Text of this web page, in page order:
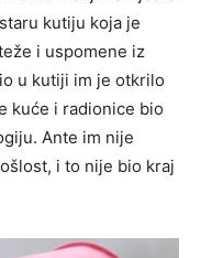
kutiju koja je
i uspomene iz
u kutiji im je otkrilo
kuće i radionice bio
Ante im nije
i to nije bio kraj